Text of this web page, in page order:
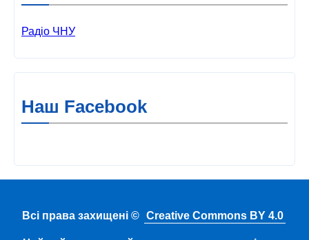
Радіо ЧНУ
Наш Facebook
Всі права захищені © Creative Commons BY 4.0